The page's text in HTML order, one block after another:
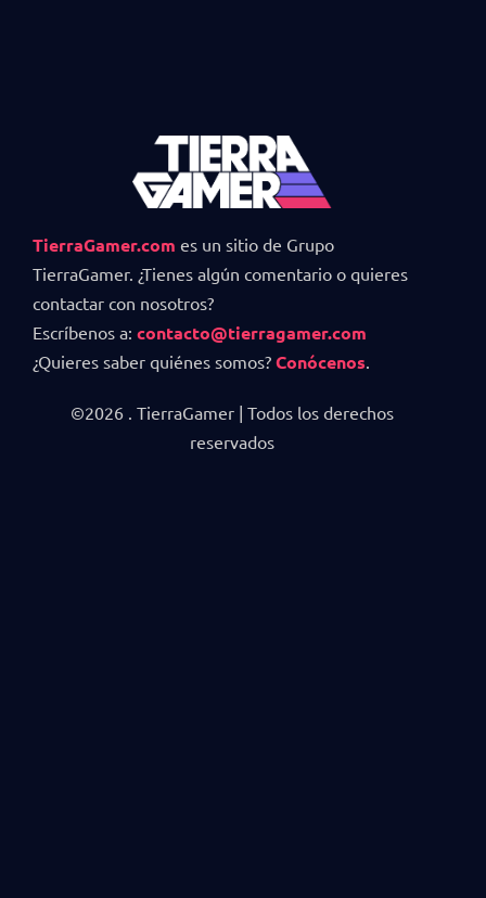
TierraGamer.com es un sitio de Grupo
TierraGamer. ¿Tienes algún comentario o quieres
contactar con nosotros?
Escríbenos a: contacto@tierragamer.com
¿Quieres saber quiénes somos? Conócenos
©2026 . TierraGamer | Todos los derechos
reservados